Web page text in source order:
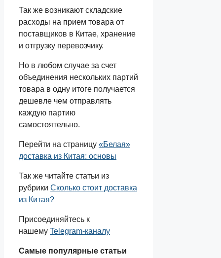
Так же возникают складские
расходы на прием товара от
поставщиков в Китае, хранение
и отгрузку перевозчику.
Но в любом случае за счет
объединения нескольких партий
товара в одну итоге получается
дешевле чем отправлять
каждую партию
самостоятельно.
Перейти на страницу «Белая»
доставка из Китая: основы
Так же читайте статьи из
рубрики Сколько стоит доставка
из Китая?
Присоединяйтесь к
нашему Telegram-каналу
Самые популярные статьи